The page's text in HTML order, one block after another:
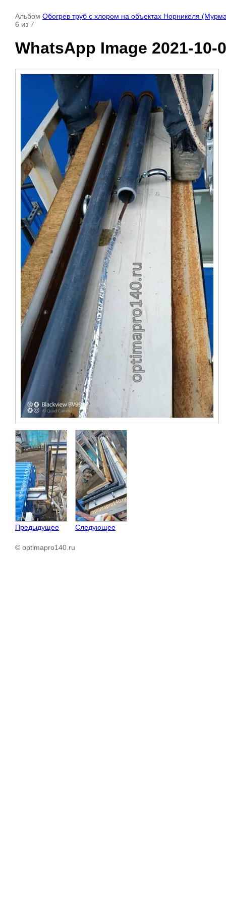
Альбом Обогрев труб с хлором на объектах Норникеля
6 из 7
WhatsApp Image 2021-10-
Предыдущее Следующее
© optimapro140.ru